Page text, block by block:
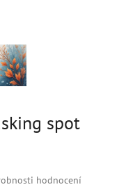
spot
hodnocení